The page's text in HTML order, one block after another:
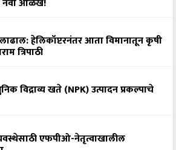
हेलिकॉप्टरनंतर आता विमानातून कृषी
त्रिपाठी
विद्राव्य खते (NPK) उत्पादन प्रकल्पाचे
एफपीओ-नेतृत्वाखालील